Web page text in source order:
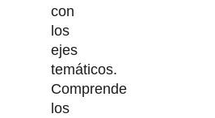
con
los
ejes
temáticos.
Comprende
los